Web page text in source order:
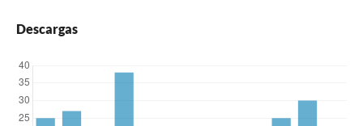
Descargas